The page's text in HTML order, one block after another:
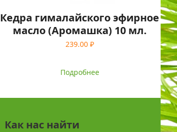
Кедра гималайского эфирное
масло (Аромашка) 10 мл.
239.00 ₽
Подробнее
Как нас найти